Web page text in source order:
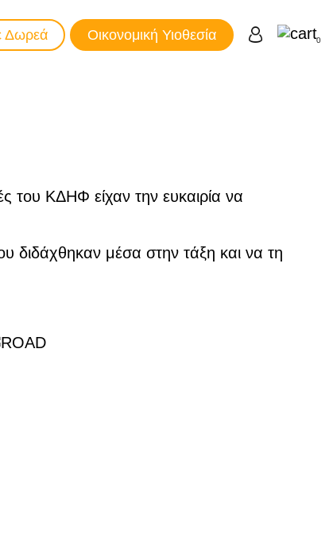
Δωρεά Οικονομική Υιοθεσία 0
του ΚΔΗΦ είχαν την ευκαιρία να
διδάχθηκαν μέσα στην τάξη και να τη